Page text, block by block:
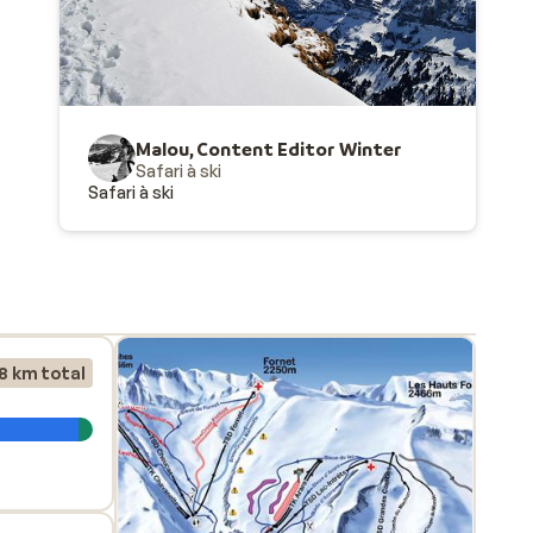
du
à
Malou, Content Editor Winter
Safari à ski
Safari à ski
km total